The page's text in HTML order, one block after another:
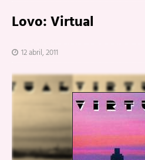
Lovo: Virtual
12 abril, 2011